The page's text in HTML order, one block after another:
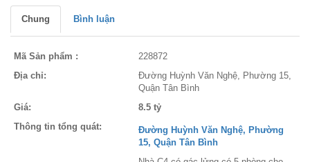
Chung Bình luận
Mã Sản phẩm :
228872
Địa chỉ:
Đường Huỳnh Văn Nghệ, Phường 15,
Quận Tân Bình
Giá:
8.5 tỷ
Thông tin tổng quát:
Đường Huỳnh Văn Nghệ, Phường
15, Quận Tân Bình